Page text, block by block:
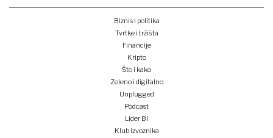
Biznis i politika
Tvrtke i tržišta
Financije
Kripto
Što i kako
Zeleno i digitalno
Unplugged
Podcast
Lider BI
Klub izvoznika